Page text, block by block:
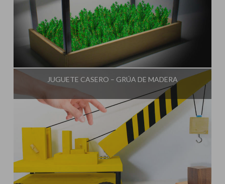
Rincón Útil
JUGUETE CASERO – GRÚA DE MADERA